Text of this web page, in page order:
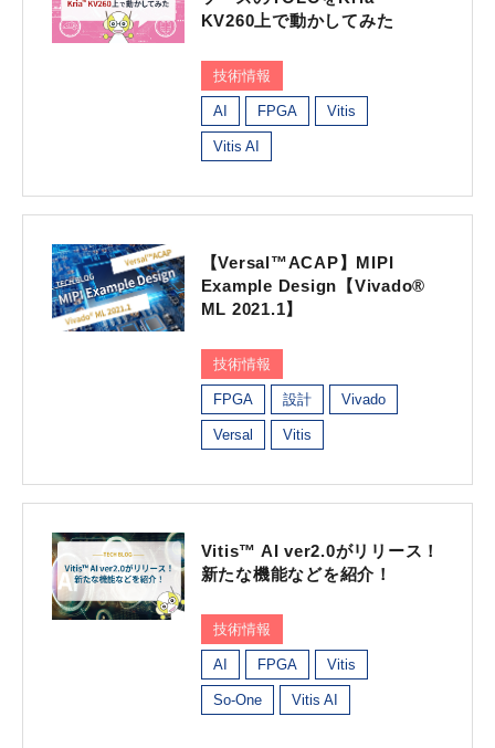
KV260上で動かしてみた
技術情報
AI FPGA Vitis
Vitis AI
【Versal™ACAP】MIPI
Example Design【Vivado®
ML 2021.1】
技術情報
FPGA 設計 Vivado
Versal Vitis
Vitis™ AI ver2.0がリリース！
新たな機能などを紹介！
技術情報
AI FPGA Vitis
So-One Vitis AI